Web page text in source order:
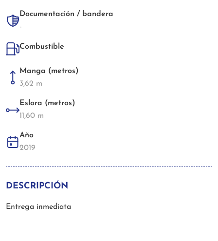
Documentación / bandera
-
Combustible
Manga (metros)
3,62 m
Eslora (metros)
11,60 m
Año
2019
DESCRIPCIÓN
Entrega inmediata